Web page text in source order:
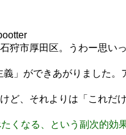
石狩市厚田区。うわー思い
」ができあがりました
ど、それよりは「これだ
くなる、という副次的